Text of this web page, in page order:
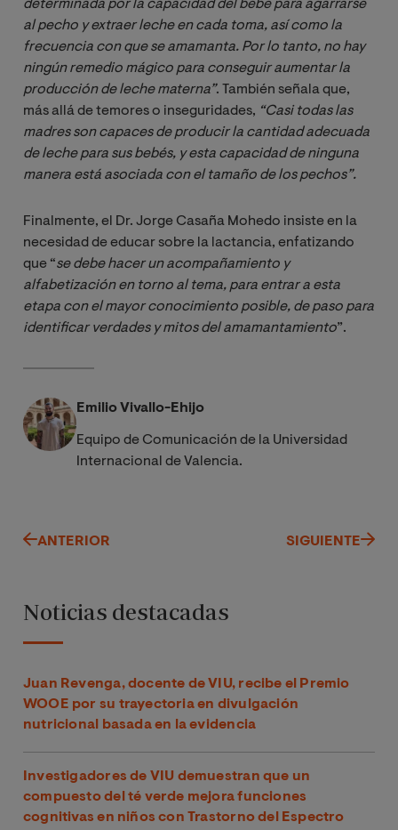
determinada por la capacidad del bebé para agarrarse
al pecho y extraer leche en cada toma, así como la
frecuencia con que se amamanta. Por lo tanto, no hay
ningún remedio mágico para conseguir aumentar la
producción de leche materna”. También señala que,
más allá de temores o inseguridades, “Casi todas las
madres son capaces de producir la cantidad adecuada
de leche para sus bebés, y esta capacidad de ninguna
manera está asociada con el tamaño de los pechos”.
Finalmente, el Dr. Jorge Casaña Mohedo insiste en la
necesidad de educar sobre la lactancia, enfatizando
que “se debe hacer un acompañamiento y
alfabetización en torno al tema, para entrar a esta
etapa con el mayor conocimiento posible, de paso para
identificar verdades y mitos del amamantamiento”.
Emilio Vivallo-Ehijo
Equipo de Comunicación de la Universidad
Internacional de Valencia.
ANTERIOR SIGUIENTE
Noticias destacadas
Juan Revenga, docente de VIU, recibe el Premio
WOOE por su trayectoria en divulgación
nutricional basada en la evidencia
Investigadores de VIU demuestran que un
compuesto del té verde mejora funciones
cognitivas en niños con Trastorno del Espectro